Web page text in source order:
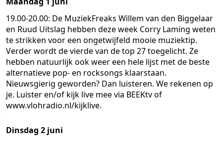
19.00-20.00: De MuziekFreaks Willem van den Biggelaar
en Ruud Uitslag hebben deze week Corry Laming weten
te strikken voor een ongetwijfeld mooie muziektip.
Verder wordt de vierde van de top 27 toegelicht. Ze
hebben natuurlijk ook weer een hele lijst met de beste
alternatieve pop- en rocksongs klaarstaan.
Nieuwsgierig geworden? Dan luisteren. We rekenen op
je. Luister en/of kijk live mee via BEEKtv of
www.vlohradio.nl/kijklive.
Dinsdag 2 juni